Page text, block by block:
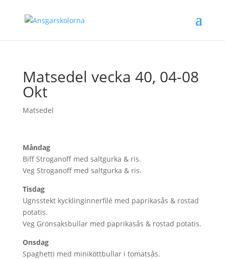
Matsedel vecka 40, 04-08
Okt
Matsedel
Måndag
Biff Stroganoff med saltgurka & ris.
Veg Stroganoff med saltgurka & ris.
Tisdag
Ugnsstekt kycklinginnerfilé med paprikasås & rostad
potatis.
Veg Grönsaksbullar med paprikasås & rostad potatis.
Onsdag
Spaghetti med miniköttbullar i tomatsås.